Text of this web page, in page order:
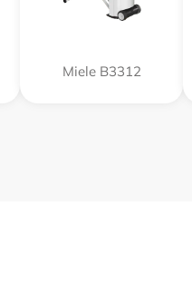
Miele B3312